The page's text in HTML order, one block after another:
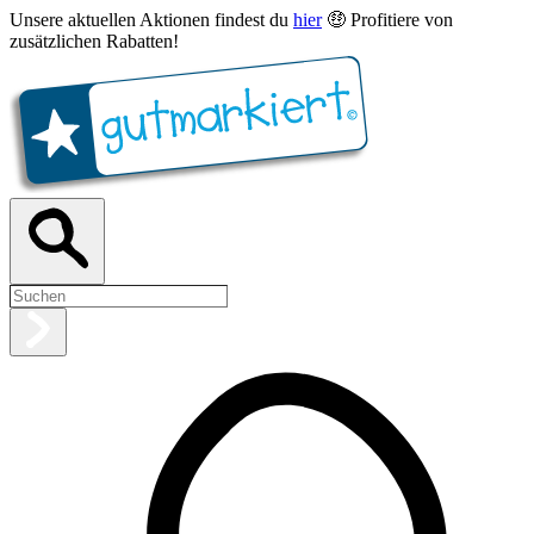
Unsere aktuellen Aktionen findest du hier🤑 Profitiere von
zusätzlichen Rabatten!